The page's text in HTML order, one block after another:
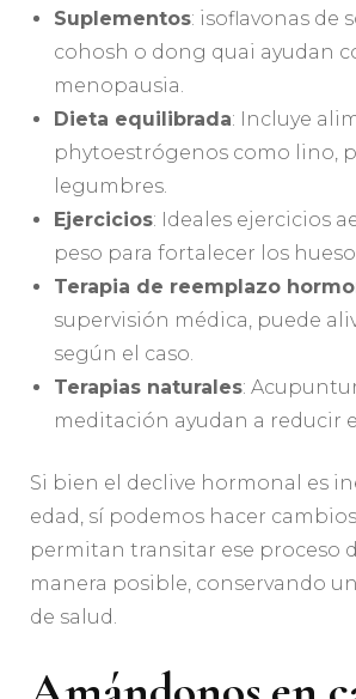
Suplementos: isoflavonas de
cohosh o dong quai ayudan
menopausia.
Dieta equilibrada: Incluye
phytoestrógenos como lino,
legumbres.
Ejercicios: Ideales ejercicios
peso para fortalecer los
Terapia de reemplazo
supervisión médica, puede
según el caso.
Terapias naturales:
meditación ayudan a reducir
Si bien el declive hormonal es
edad, sí podemos hacer
permitan transitar ese proceso
manera posible, conservando
de salud.